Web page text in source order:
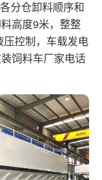
分仓卸料顺序和
高度9米，整整
压控制，车载发电
饲料车厂家电话